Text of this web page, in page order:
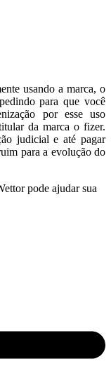
usando a marca, o
para que você
por esse uso
da marca o fizer.
judicial e até pagar
para a evolução do
pode ajudar sua